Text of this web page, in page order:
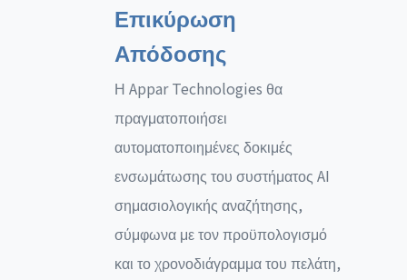
Επικύρωση
Απόδοσης
Η Appar Technologies θα
πραγματοποιήσει
αυτοματοποιημένες δοκιμές
ενσωμάτωσης του συστήματος AI
σημασιολογικής αναζήτησης,
σύμφωνα με τον προϋπολογισμό
και το χρονοδιάγραμμα του πελάτη,